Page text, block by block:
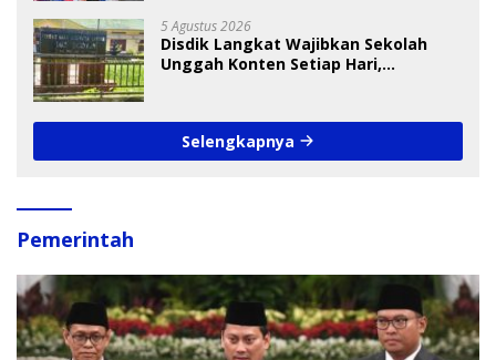
5 Agustus 2026
Disdik Langkat Wajibkan Sekolah
Unggah Konten Setiap Hari,
Selengkapnya
Pemerintah